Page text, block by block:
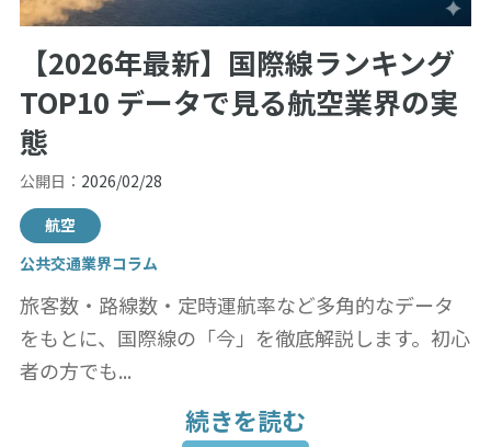
【2026年最新】国際線ランキング
TOP10 データで見る航空業界の実
態
公開日： 2026/02/28
航空
公共交通業界コラム
旅客数・路線数・定時運航率など多角的なデータ
をもとに、国際線の「今」を徹底解説します。初心
者の方でも...
続きを読む